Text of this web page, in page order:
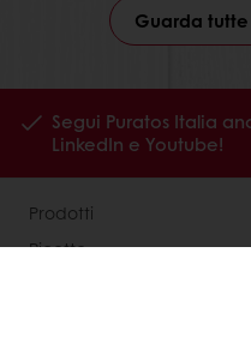
Guarda
Segui Puratos Italia
LinkedIn e Youtube!
Prodotti
Ricette